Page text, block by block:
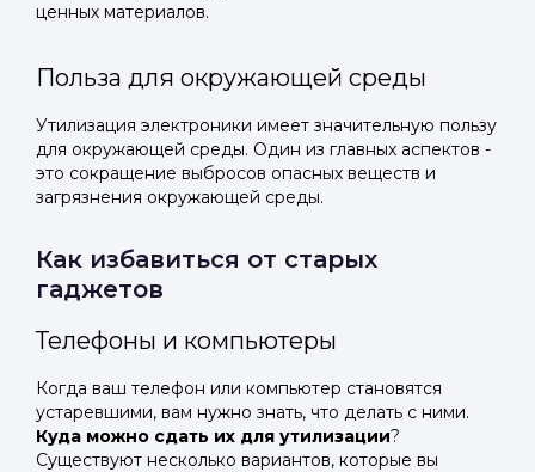
ценных материалов.
Польза для окружающей среды
Утилизация электроники имеет значительную пользу
для окружающей среды. Один из главных аспектов -
это сокращение выбросов опасных веществ и
загрязнения окружающей среды.
Как избавиться от старых
гаджетов
Телефоны и компьютеры
Когда ваш телефон или компьютер становятся
устаревшими, вам нужно знать, что делать с ними.
Куда можно сдать их для утилизации?
Существуют несколько вариантов, которые вы